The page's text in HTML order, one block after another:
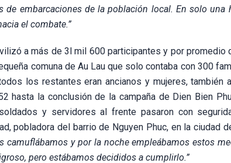
embarcaciones de la población local. En solo una
el combate.”
a más de 3l mil 600 participantes y por promedio
comuna de Au Lau que solo contaba con 300
los restantes eran ancianos y mujeres, también
hasta la conclusión de la campaña de Dien Bien
y servidores al frente pasaron con
pobladora del barrio de Nguyen Phuc, en la ciudad
camuflábamos y por la noche empleábamos estos
pero estábamos decididos a cumplirlo.”